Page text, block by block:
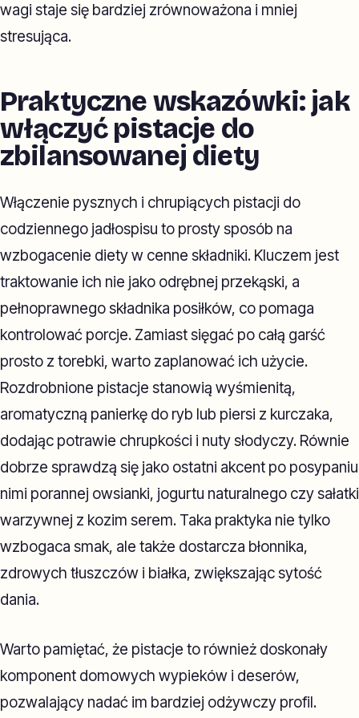
wagi staje się bardziej zrównoważona i mniej
stresująca.
Praktyczne wskazówki: jak
włączyć pistacje do
zbilansowanej diety
Włączenie pysznych i chrupiących pistacji do
codziennego jadłospisu to prosty sposób na
wzbogacenie diety w cenne składniki. Kluczem jest
traktowanie ich nie jako odrębnej przekąski, a
pełnoprawnego składnika posiłków, co pomaga
kontrolować porcje. Zamiast sięgać po całą garść
prosto z torebki, warto zaplanować ich użycie.
Rozdrobnione pistacje stanowią wyśmienitą,
aromatyczną panierkę do ryb lub piersi z kurczaka,
dodając potrawie chrupkości i nuty słodyczy. Równie
dobrze sprawdzą się jako ostatni akcent po posypaniu
nimi porannej owsianki, jogurtu naturalnego czy sałatki
warzywnej z kozim serem. Taka praktyka nie tylko
wzbogaca smak, ale także dostarcza błonnika,
zdrowych tłuszczów i białka, zwiększając sytość
dania.
Warto pamiętać, że pistacje to również doskonały
komponent domowych wypieków i deserów,
pozwalający nadać im bardziej odżywczy profil.